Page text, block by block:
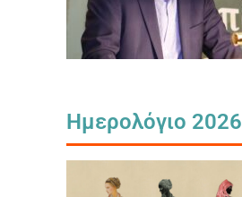
Ημερολόγιο 2026